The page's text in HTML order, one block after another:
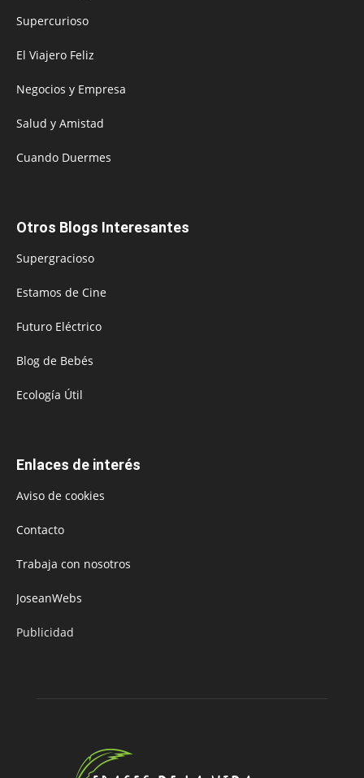
Supercurioso
El Viajero Feliz
Negocios y Empresa
Salud y Amistad
Cuando Duermes
Otros Blogs Interesantes
Supergracioso
Estamos de Cine
Futuro Eléctrico
Blog de Bebés
Ecología Útil
Enlaces de interés
Aviso de cookies
Contacto
Trabaja con nosotros
JoseanWebs
Publicidad